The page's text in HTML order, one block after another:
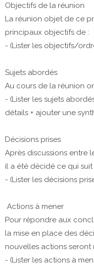
Objectifs de la réunion
La réunion objet de ce
principaux objectifs de :
- (Lister les objectifs/
Sujets abordés
Au cours de la réunion
- (Lister les sujets
détails + ajouter une
Décisions prises
Après discussions entre
il a été décidé ce qui suit
- (Lister les décisions
Actions à mener
Pour répondre aux
la mise en place des
nouvelles actions seront
- (Lister les actions à